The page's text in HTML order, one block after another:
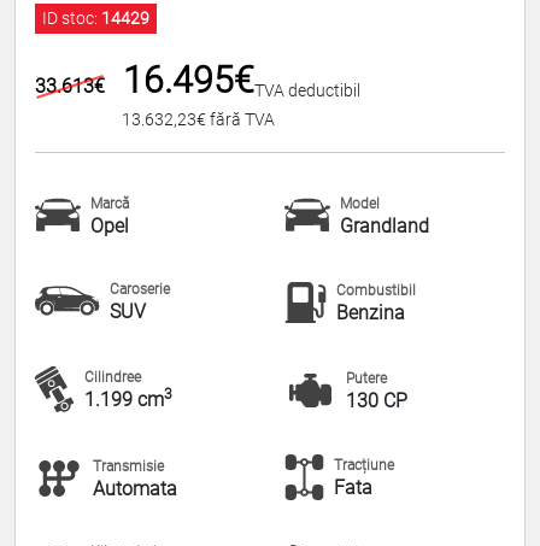
ID stoc: 14429
33.613€ 16.495€TVA deductibil
13.632,23€ fără TVA
Marcă
Opel
Model
Grandland
Caroserie
SUV
Combustibil
Benzina
Cilindree
1.199 cm3
Putere
130 CP
Transmisie
Automata
Tracțiune
Fata